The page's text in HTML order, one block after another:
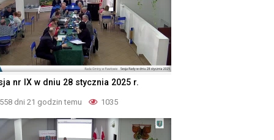
nr IX w dniu 28 stycznia 2025 r.
558 dni 21 godzin temu 1035